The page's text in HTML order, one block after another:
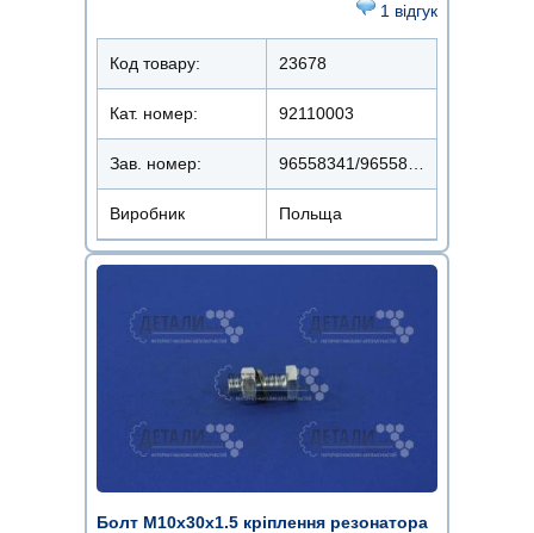
1 відгук
Код товару: 23678
Кат. номер: 92110003
Зав. номер: 96558341/96558510
Виробник Польща
Болт М10х30х1.5 кріплення резонатора